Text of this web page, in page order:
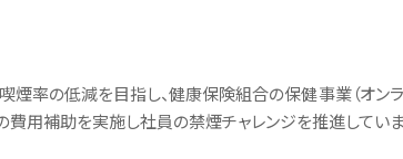
率の低減を目指し、健康保険組合の保健事業（オン
用補助を実施し社員の禁煙チャレンジを推進していま